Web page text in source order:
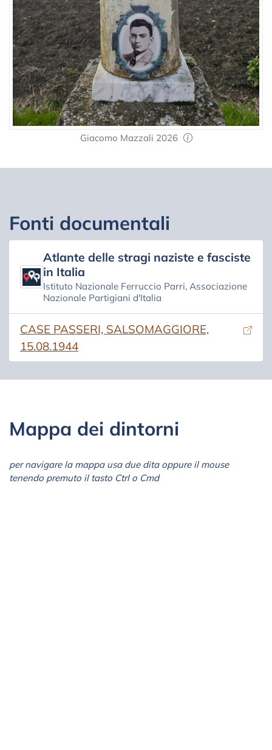
Giacomo Mazzali 2026
Fonti documentali
Atlante delle stragi naziste e fasciste
in Italia
Istituto Nazionale Ferruccio Parri, Associazione
Nazionale Partigiani d'Italia
CASE PASSERI, SALSOMAGGIORE,
15.08.1944
(si apre in una nuova scheda)
Mappa dei dintorni
per navigare la mappa usa due dita oppure il mouse
tenendo premuto il tasto Ctrl o Cmd